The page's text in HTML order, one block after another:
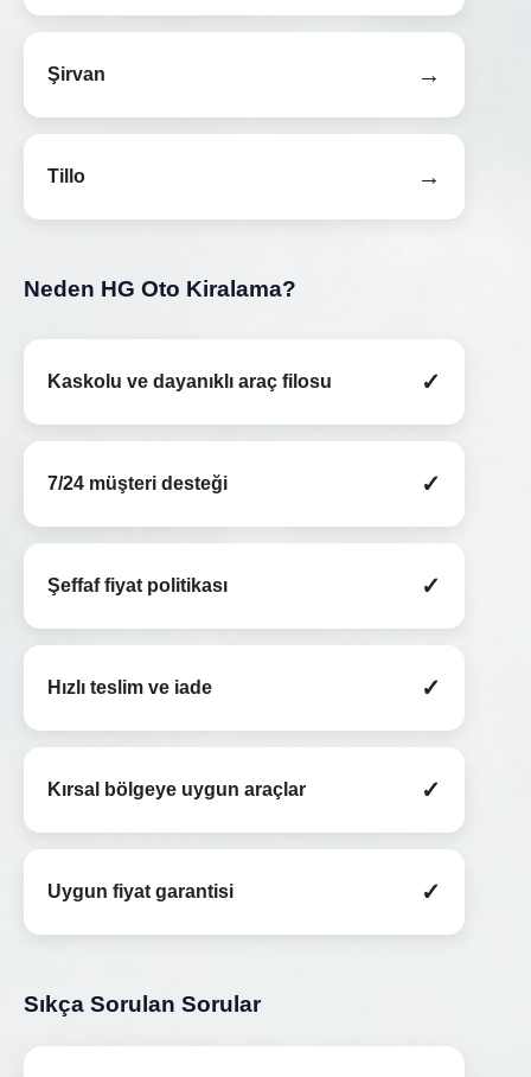
Şirvan →
Tillo →
Neden HG Oto Kiralama?
Kaskolu ve dayanıklı araç filosu ✓
7/24 müşteri desteği ✓
Şeffaf fiyat politikası ✓
Hızlı teslim ve iade ✓
Kırsal bölgeye uygun araçlar ✓
Uygun fiyat garantisi ✓
Sıkça Sorulan Sorular